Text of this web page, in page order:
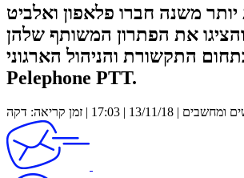
יותר משנה חברו פלאפון ואלביט
את הפתרון המשותף שלהן
התקשורת והניהול הארגוני –
Pelephone PTT.
| 13/11/18 | 17:03 | זמן קריאה: דקה